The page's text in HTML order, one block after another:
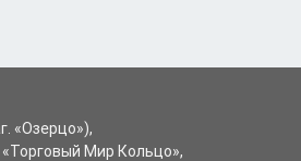
«Озерцо»),
«Торговый Мир Кольцо»,